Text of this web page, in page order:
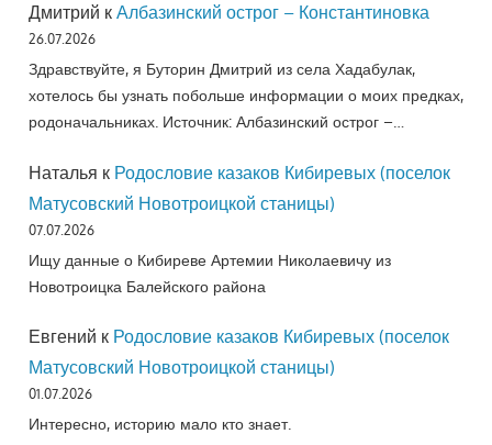
Дмитрий к Албазинский острог – Константиновка
26.07.2026
Здравствуйте, я Буторин Дмитрий из села Хадабулак,
хотелось бы узнать побольше информации о моих предках,
родоначальниках. Источник: Албазинский острог –…
Наталья к Родословие казаков Кибиревых (поселок
Матусовский Новотроицкой станицы)
07.07.2026
Ищу данные о Кибиреве Артемии Николаевичу из
Новотроицка Балейского района
Евгений к Родословие казаков Кибиревых (поселок
Матусовский Новотроицкой станицы)
01.07.2026
Интересно, историю мало кто знает.